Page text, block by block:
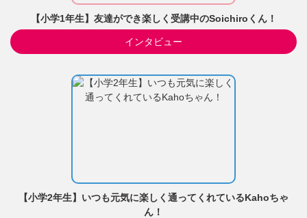
【小学1年生】友達ができ楽しく受講中のSoichiroくん！
インタビュー
【小学2年生】いつも元気に楽しく通ってくれているKahoちゃ
ん！